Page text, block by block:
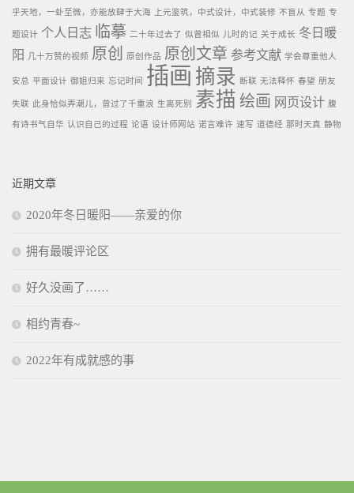
乎天地，一虲至微，亦能放肆于大海 上元鉴筑，中式设计，中式装修 不盲从 专题 专
题设计 个人日志 临摹 二十年过去了 似曾相似 儿时的记 关于成长 冬日暖
阳
几十万赞的视频 原创 原创作品 原创文章 参考文献 学会尊重他人
安总 平面设计 御姐归来 忘记时间 插画 摘录 断联 无法释怀 春望 朋友
失联 此身恰似弄潮儿，曾过了千重浪 生离死别 素描 绘画 网页设计 腹
有诗书气自华 认识自己的过程 论语 设计师网站 诺言难许 速写 道德经 那时天真 静物
近期文章
2020年冬日暖阳——亲爱的你
拥有最暖评论区
好久没画了……
相约青春~
2022年有成就感的事